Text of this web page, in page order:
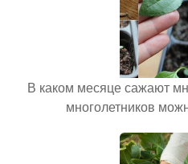
В каком месяце сажают
многолетников